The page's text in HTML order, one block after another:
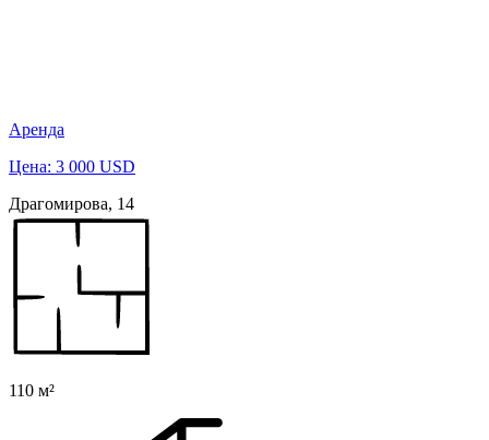
Аренда
Цена: 3 000 USD
Драгомирова, 14
110 м²